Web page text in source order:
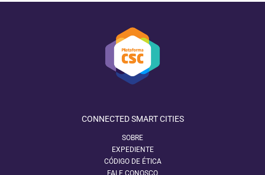
CONNECTED SMART CITIES
SOBRE
EXPEDIENTE
CÓDIGO DE ÉTICA